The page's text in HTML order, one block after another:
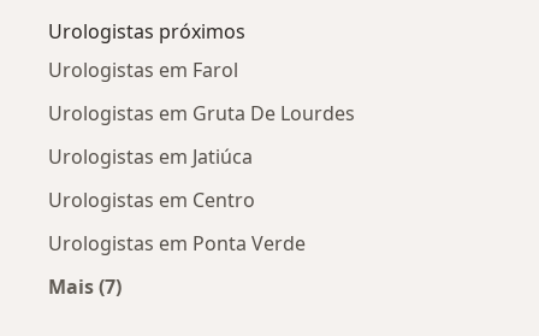
Urologistas próximos
Urologistas em Farol
Urologistas em Gruta De Lourdes
Urologistas em Jatiúca
Urologistas em Centro
Urologistas em Ponta Verde
Mais (7)